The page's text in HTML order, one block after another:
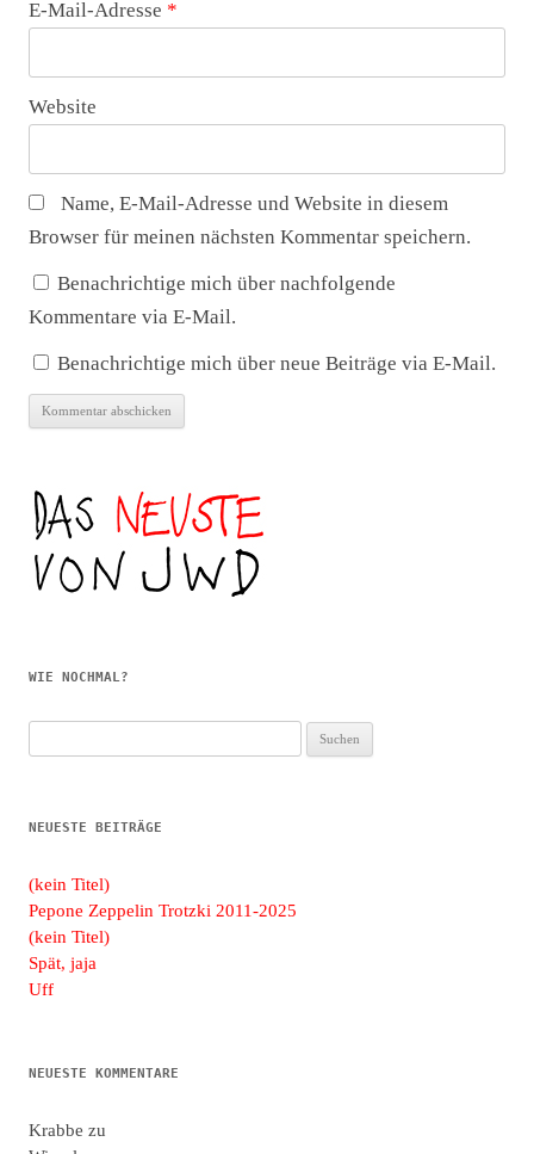
E-Mail-Adresse *
Website
Name, E-Mail-Adresse und Website in diesem
Browser für meinen nächsten Kommentar speichern.
Benachrichtige mich über nachfolgende
Kommentare via E-Mail.
Benachrichtige mich über neue Beiträge via E-Mail.
WIE NOCHMAL?
nach:
NEUESTE BEITRÄGE
(kein Titel)
Pepone Zeppelin Trotzki 2011-2025
(kein Titel)
Spät, jaja
Uff
NEUESTE KOMMENTARE
Krabbe zu